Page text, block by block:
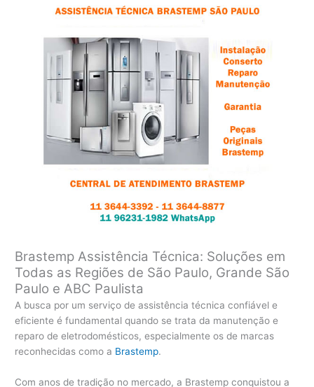
Brastemp Assistência Técnica: Soluções em
Todas as Regiões de São Paulo, Grande São
Paulo e ABC Paulista
A busca por um serviço de assistência técnica confiável e
eficiente é fundamental quando se trata da manutenção e
reparo de eletrodomésticos, especialmente os de marcas
reconhecidas como a Brastemp.
Com anos de tradição no mercado, a Brastemp conquistou a